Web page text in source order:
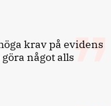
krav på evidens
något alls